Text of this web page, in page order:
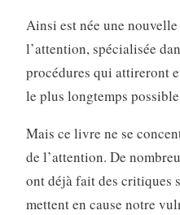
Ainsi est née une
l’attention, spécialisée
procédures qui attireront
le plus longtemps
Mais ce livre ne se
de l’attention. De
ont déjà fait des critiques
mettent en cause notre